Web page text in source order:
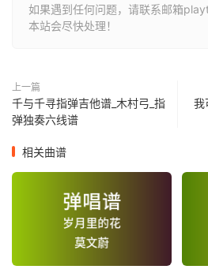
如果遇到任何问题，请联系邮箱
本站会尽快处理！
上一篇
千与千寻指弹吉他谱_木村弓_指
弹独奏六线谱
我
相关曲谱